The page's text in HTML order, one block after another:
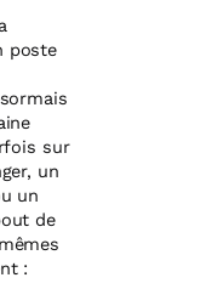
poste
sur
un
un
de
: